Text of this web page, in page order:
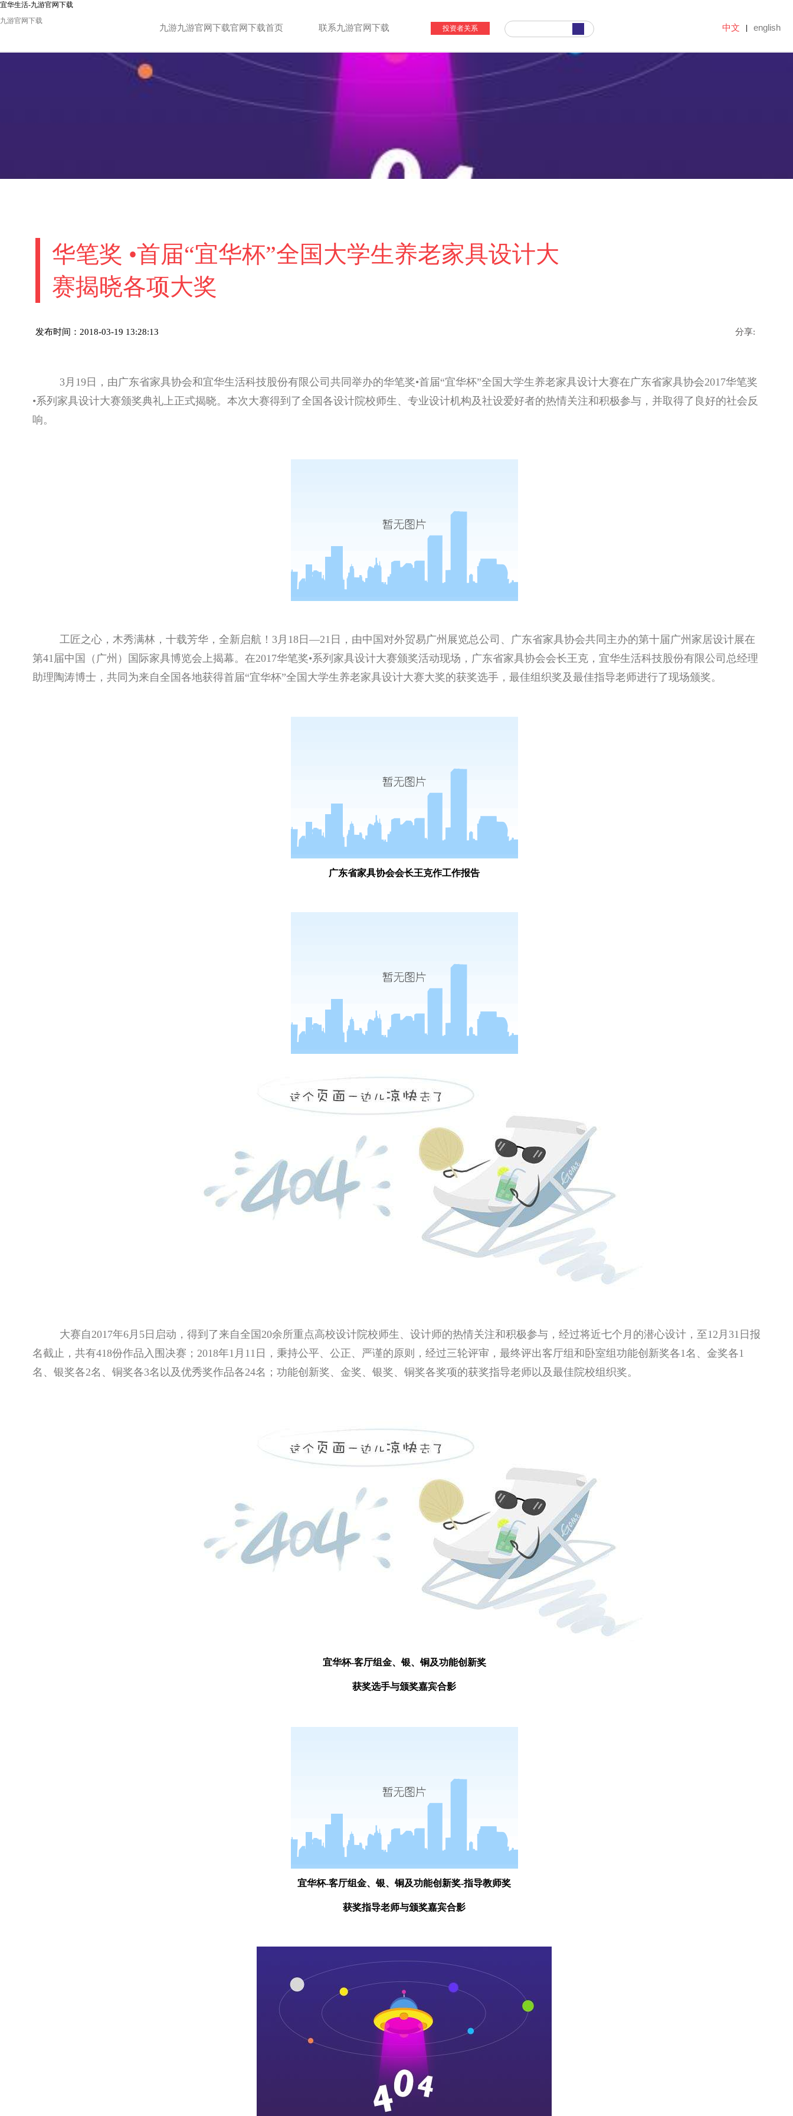
宜华生活-九游官网下载
九游官网下载
九游九游官网下载官网下载首页 联系九游官网下载 投资者关系 中文 english
华笔奖 •首届“宜华杯”全国大学生养老家具设计大
赛揭晓各项大奖
发布时间：2018-03-19 13:28:13 分享:
3月19日，由广东省家具协会和宜华生活科技股份有限公司共同举办的华笔奖•首届“宜华杯”全国大学生养老家具设计大赛在广东省家具协会2017华笔奖
•系列家具设计大赛颁奖典礼上正式揭晓。本次大赛得到了全国各设计院校师生、专业设计机构及社设爱好者的热情关注和积极参与，并取得了良好的社会反
响。
工匠之心，木秀满林，十载芳华，全新启航！3月18日—21日，由中国对外贸易广州展览总公司、广东省家具协会共同主办的第十届广州家居设计展在
第41届中国（广州）国际家具博览会上揭幕。在2017华笔奖•系列家具设计大赛颁奖活动现场，广东省家具协会会长王克，宜华生活科技股份有限公司总经理
助理陶涛博士，共同为来自全国各地获得首届“宜华杯”全国大学生养老家具设计大赛大奖的获奖选手，最佳组织奖及最佳指导老师进行了现场颁奖。
广东省家具协会会长王克作工作报告
大赛自2017年6月5日启动，得到了来自全国20余所重点高校设计院校师生、设计师的热情关注和积极参与，经过将近七个月的潜心设计，至12月31日报
名截止，共有418份作品入围决赛；2018年1月11日，秉持公平、公正、严谨的原则，经过三轮评审，最终评出客厅组和卧室组功能创新奖各1名、金奖各1
名、银奖各2名、铜奖各3名以及优秀奖作品各24名；功能创新奖、金奖、银奖、铜奖各奖项的获奖指导老师以及最佳院校组织奖。
宜华杯-客厅组金、银、铜及功能创新奖
获奖选手与颁奖嘉宾合影
宜华杯-客厅组金、银、铜及功能创新奖-指导教师奖
获奖指导老师与颁奖嘉宾合影